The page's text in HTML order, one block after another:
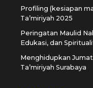
Profiling (kesiapan
Ta’miriyah 2025
Peringatan Maulid
Edukasi, dan
Menghidupkan
Ta’miriyah Surabaya